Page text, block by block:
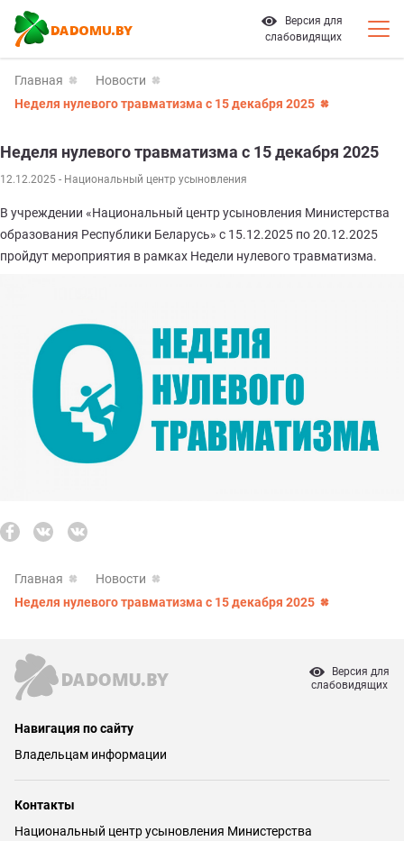
Версия для
слабовидящих
Главная
Новости
Неделя нулевого травматизма с 15 декабря 2025
Неделя нулевого травматизма с 15 декабря 2025
12.12.2025 - Национальный центр усыновления
В учреждении «Национальный центр усыновления Министерства
образования Республики Беларусь» с 15.12.2025 по 20.12.2025
пройдут мероприятия в рамках Недели нулевого травматизма.
Главная
Новости
Неделя нулевого травматизма с 15 декабря 2025
Версия для
слабовидящих
Навигация по сайту
Владельцам информации
Контакты
Национальный центр усыновления Министерства